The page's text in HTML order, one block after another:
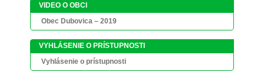
VIDEO O OBCI
Obec Dubovica – 2019
VYHLÁSENIE O PRÍSTUPNOSTI
Vyhlásenie o prístupnosti